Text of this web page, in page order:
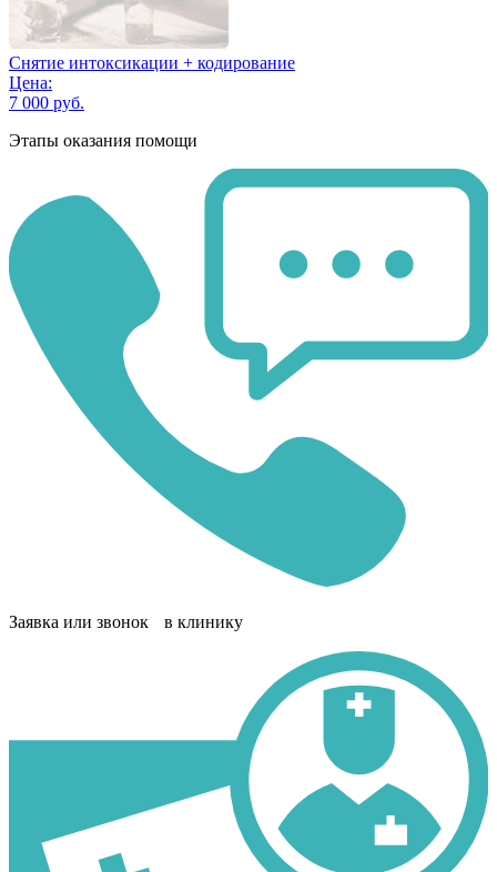
Снятие интоксикации + кодирование
Цена:
7 000 руб.
Этапы оказания помощи
Заявка или звонок в клинику